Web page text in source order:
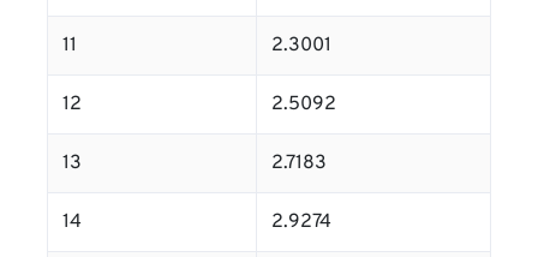
11 2.3001
12 2.5092
13 2.7183
14 2.9274